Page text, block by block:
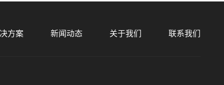
方案 新闻动态 关于我们 联系我们
项目